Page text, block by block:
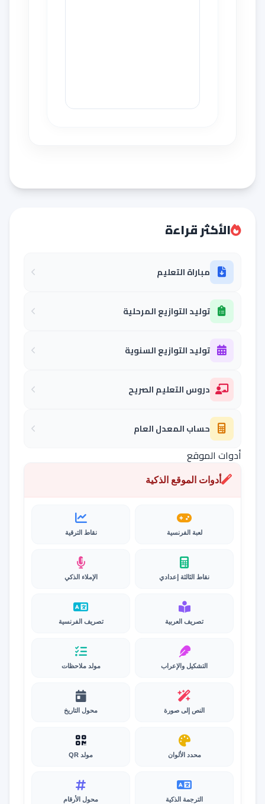
الأكثر قراءة
مباراة التعليم
توليد التوازيع المرحلية
توليد التوازيع السنوية
دروس التعليم الصريح
حساب المعدل العام
أدوات الموقع
أدوات الموقع الذكية
لعبة الفرنسية نقاط الترقية
نقاط الثالثة إعدادي الإملاء الذكي
تصريف العربية تصريف الفرنسية
التشكيل والإعراب مولد ملاحظات
النص إلى صورة محول التاريخ
محدد الألوان مولد QR
الترجمة الذكية محول الأرقام